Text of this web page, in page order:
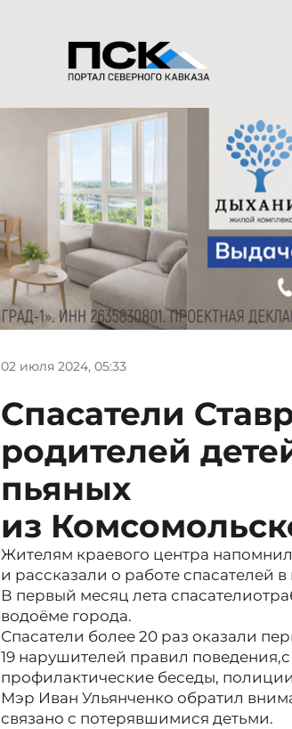
02 июля 2024, 05:33
Спасатели
родителей
пьяных
из
Жителям краевого центра
и рассказали о работе спасателей
В первый месяц лета спасатели
водоёме города.
Спасатели более 20 раз оказали
19 нарушителей правил поведения,
профилактические беседы,
Мэр Иван Ульянченко обратил
связано с потерявшимися детьми.